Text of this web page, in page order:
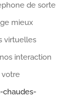
de sorte
mieux
virtuelles
interaction
votre